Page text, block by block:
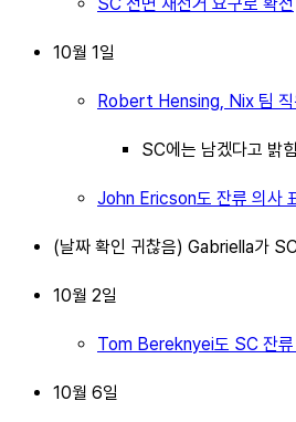
SC 전면 재선거 요구로 확전
10월 1일
Robert Hensing, Nix 팀 직
SC에는 남겠다고 밝힘
John Ericson도 잔류 의사
(날짜 확인 귀찮음) Gabriella가
10월 2일
Tom Bereknyei도 SC 잔류
10월 6일